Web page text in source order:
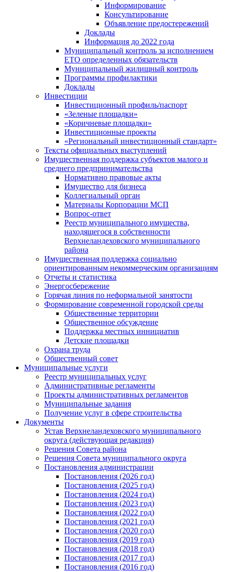
Информирование
Консультирование
Объявление предостережений
Доклады
Информация до 2022 года
Муниципальный контроль за исполнением
ЕТО определенных обязательств
Муниципальный жилищный контроль
Программы профилактики
Доклады
Инвестиции
Инвестиционный профиль/паспорт
«Зеленые площадки»
«Коричневые площадки»
Инвестиционные проекты
«Региональный инвестиционный стандарт»
Тексты официальных выступлений
Имущественная поддержка субъектов малого и
среднего предпринимательства
Нормативно правовые акты
Имущество для бизнеса
Коллегиальный орган
Материалы Корпорации МСП
Вопрос-ответ
Реестр муниципального имущества,
находящегося в собственности
Верхнеландеховского муниципального
района
Имущественная поддержка социально
ориентированным некоммерческим организациям
Отчеты и статистика
Энергосбережение
Горячая линия по неформальной занятости
Формирование современной городской среды
Общественные территории
Общественное обсуждение
Поддержка местных иннициатив
Детские площадки
Охрана труда
Общественный совет
Муниципальные услуги
Реестр муниципальных услуг
Административные регламенты
Проекты административных регламентов
Муниципальные задания
Получение услуг в сфере строительства
Документы
Устав Верхнеландеховского муниципального
округа (действующая редакция)
Решения Совета района
Решения Совета муниципального округа
Постановления администрации
Постановления (2026 год)
Постановления (2025 год)
Постановления (2024 год)
Постановления (2023 год)
Постановления (2022 год)
Постановления (2021 год)
Постановления (2020 год)
Постановления (2019 год)
Постановления (2018 год)
Постановления (2017 год)
Постановления (2016 год)